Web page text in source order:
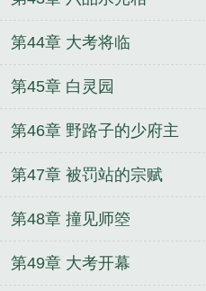
第44章 大考将临
第45章 白灵园
第46章 野路子的少府主
第47章 被罚站的宗赋
第48章 撞见师箜
第49章 大考开幕